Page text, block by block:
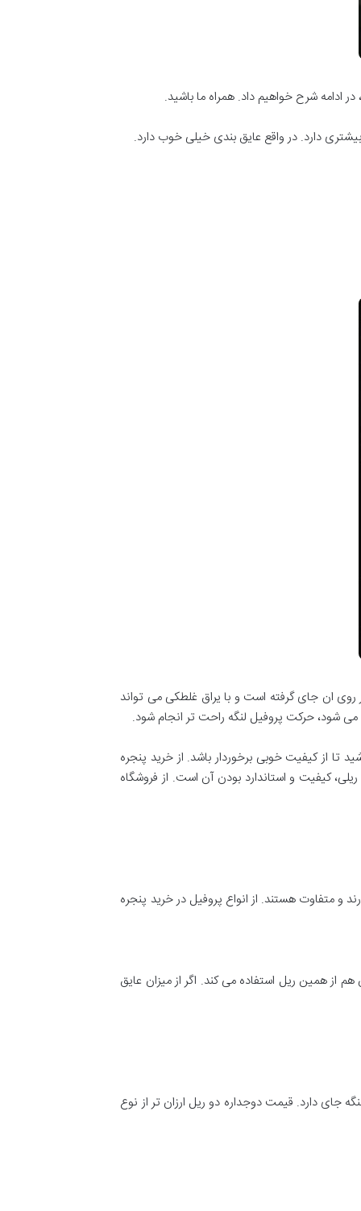
ادامه شرح خواهیم داد. همراه ما باشید.
روی ان جای گرفته است و با یراق غلطکی می تواند
شود، حرکت پروفیل لنگه راحت تر انجام شود.
تا از کیفیت خوبی برخوردار باشد. از خرید پنجره
کیفیت و استاندارد بودن آن است. از فروشگاه
و متفاوت هستند. از انواع پروفیل در خرید پنجره
همین ریل استفاده می کند. اگر از میزان عایق
جای دارد. قیمت دوجداره دو ریل ارزان تر از نوع